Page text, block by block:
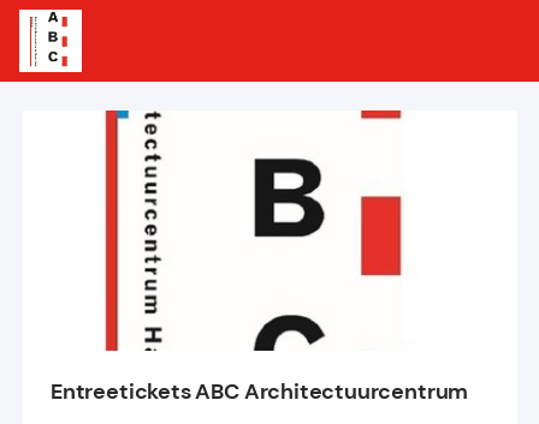
Entreetickets ABC Architectuurcentrum